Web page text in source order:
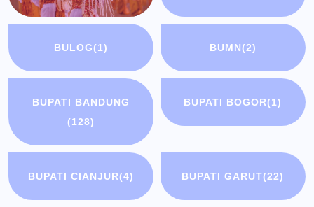
BULOG(1) BUMN(2)
BUPATI BANDUNG
(128)
BUPATI BOGOR(1)
BUPATI CIANJUR(4) BUPATI GARUT(22)